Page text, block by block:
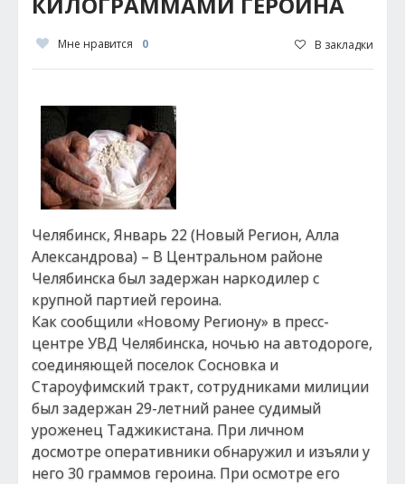
Мне нравится 0 В закладки
Челябинск, Январь 22 (Новый Регион, Алла
Александрова) – В Центральном районе
Челябинска был задержан наркодилер с
крупной партией героина.
Как сообщили «Новому Региону» в пресс-
центре УВД Челябинска, ночью на автодороге,
соединяющей поселок Сосновка и
Староуфимский тракт, сотрудниками милиции
был задержан 29-летний ранее судимый
уроженец Таджикистана. При личном
досмотре оперативники обнаружил и изъяли у
него 30 граммов героина. При осмотре его